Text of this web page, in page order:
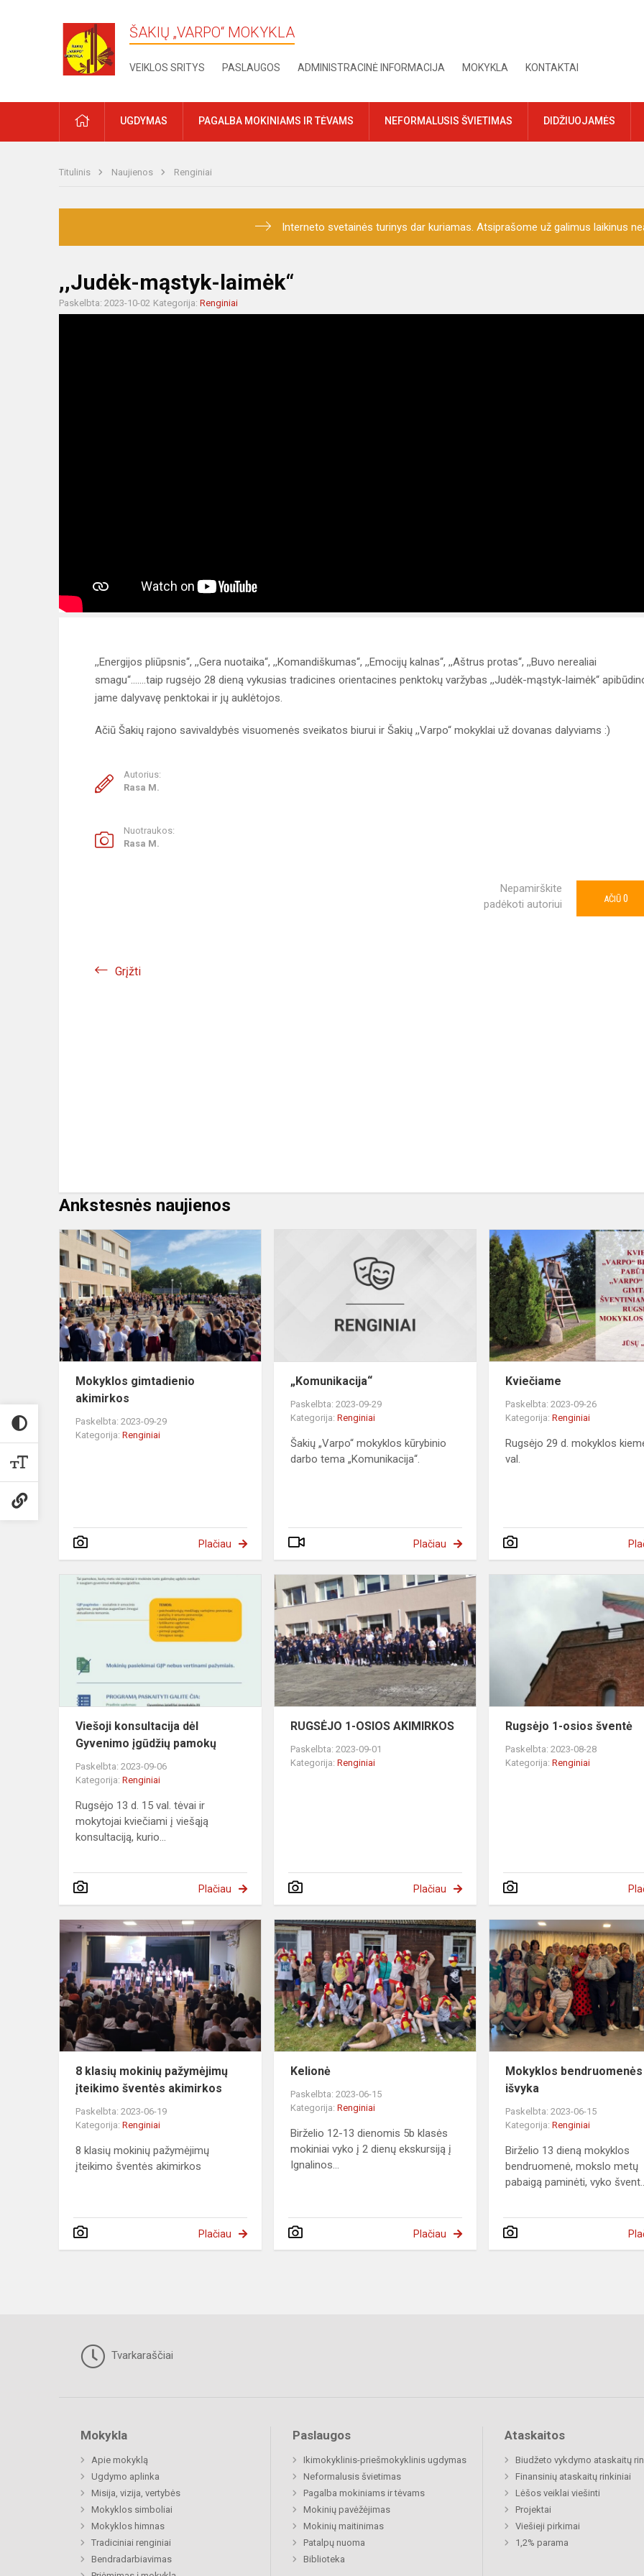
ŠAKIŲ „VARPO“ MOKYKLA
VEIKLOS SRITYS PASLAUGOS ADMINISTRACINĖ INFORMACIJA MOKYKLA KONTAKTAI
PRADŽIAUGDYMAS PAGALBA MOKINIAMS IR TĖVAMS NEFORMALUSIS ŠVIETIMAS DIDŽIUOJAMĖS
Titulinis Naujienos Renginiai
Interneto svetainės turinys dar kuriamas. Atsiprašome už galimus laikinus
,,Judėk-mąstyk-laimėk“
Paskelbta: 2023-10-02 Kategorija: Renginiai
,,Energijos pliūpsnis“, ,,Gera nuotaika“, ,,Komandiškumas“, ,,Emocijų kalnas“, ,,Aštrus protas“, ,,Buvo nerealiai
smagu“.......taip rugsėjo 28 dieną vykusias tradicines orientacines penktokų varžybas ,,Judėk-mąstyk-laimėk“
jame dalyvavę penktokai ir jų auklėtojos.
Ačiū Šakių rajono savivaldybės visuomenės sveikatos biurui ir Šakių ,,Varpo“ mokyklai už dovanas dalyviams :)
Autorius:
Rasa M.
Nuotraukos:
Rasa M.
Nepamirškite
padėkoti autoriui
AČIŪ 0
Grįžti
Ankstesnės naujienos
Mokyklos gimtadienio
akimirkos
Paskelbta: 2023-09-29
Kategorija: Renginiai
Plačiau
„Komunikacija“
„Komunikacija“
Paskelbta: 2023-09-29
Kategorija:Renginiai
Šakių „Varpo“ mokyklos kūrybinio
darbo tema „Komunikacija“.
Plačiau
Kviečiame
Paskelbta: 2023-09-26
Kategorija:Renginiai
Rugsėjo 29 d. mokyklos
val.
Viešoji
konsultacija
Gyvenimo
įgūdžių
pamokų
Viešoji konsultacija dėl
Gyvenimo įgūdžių pamokų
Paskelbta: 2023-09-06
Kategorija: Renginiai
Rugsėjo 13 d. 15 val. tėvai ir
mokytojai kviečiami į viešąją
konsultaciją, kurio...
Plačiau
RUGSĖJO
OSIOS
AKIMIRKOS
RUGSĖJO 1-OSIOS AKIMIRKOS
Paskelbta: 2023-09-01
Kategorija:Renginiai
Plačiau
Rugsėjo 1-osios šventė
Paskelbta: 2023-08-28
Kategorija:Renginiai
klasių
mokinių
pažymėjimų
įteikimo
šventės
akimirkos
8 klasių mokinių pažymėjimų
įteikimo šventės akimirkos
Paskelbta: 2023-06-19
Kategorija: Renginiai
8 klasių mokinių pažymėjimų
įteikimo šventės akimirkos
Plačiau
Kelionė
Kelionė
Paskelbta: 2023-06-15
Kategorija:Renginiai
Birželio 12-13 dienomis 5b klasės
mokiniai vyko į 2 dienų ekskursiją į
Ignalinos...
Plačiau
Mokyklos bendruomenės
išvyka
Paskelbta: 2023-06-15
Kategorija:Renginiai
Birželio 13 dieną mokyklos
bendruomenė, mokslo metų
pabaigą paminėti, vyko
Tvarkaraščiai
Mokykla
Apie mokyklą
Ugdymo aplinka
Misija, vizija, vertybės
Mokyklos simboliai
Mokyklos himnas
Tradiciniai renginiai
Bendradarbiavimas
Paslaugos
Ikimokyklinis-priešmokyklinis ugdymas
Neformalusis švietimas
Pagalba mokiniams ir tėvams
Mokinių pavėžėjimas
Mokinių maitinimas
Patalpų nuoma
Biblioteka
Ataskaitos
Biudžeto vykdymo ataskaitų
Finansinių ataskaitų rinkiniai
Lėšos veiklai viešinti
Projektai
Viešieji pirkimai
1,2% parama